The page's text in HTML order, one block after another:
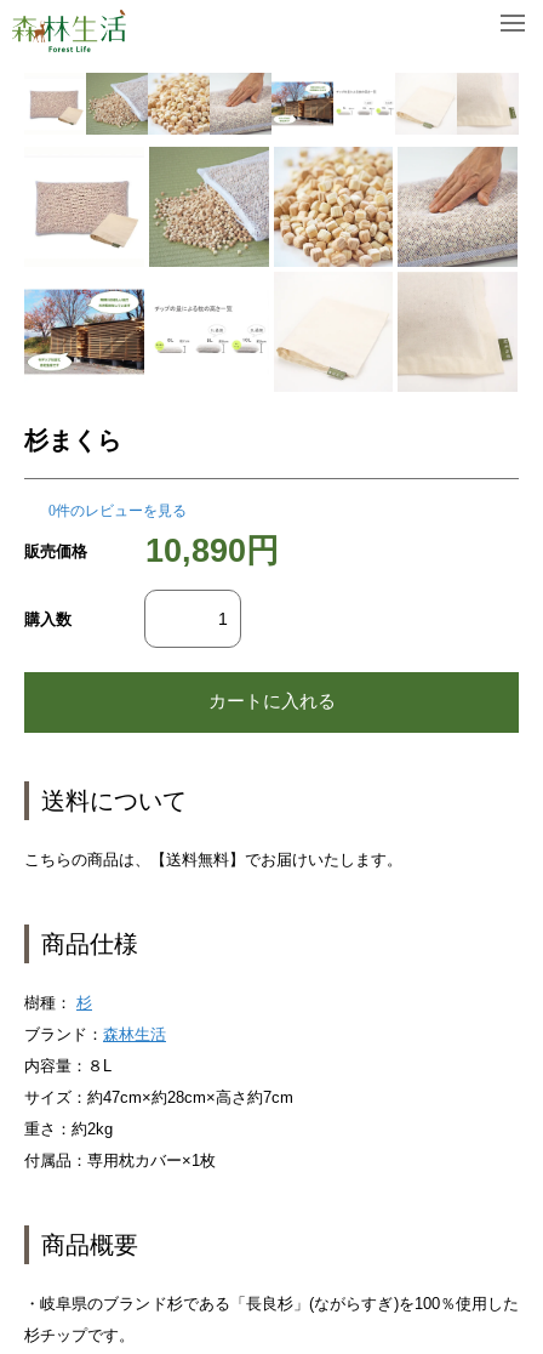
杉まくら
0件のレビューを見る
販売価格 10,890円
購入数
送料について
こちらの商品は、【送料無料】でお届けいたします。
商品仕様
樹種： 杉
ブランド： 森林生活
内容量：８L
サイズ：約47cm×約28cm×高さ約7cm
重さ：約2kg
付属品：専用枕カバー×1枚
商品概要
・岐阜県のブランド杉である「長良杉」(ながらすぎ)を100％使用した
杉チップです。